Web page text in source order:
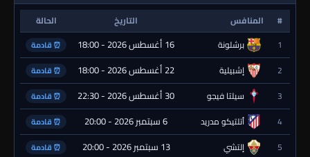
# المنافس التاريخ
الحالة
1
برشلونة 16 أغسطس 2026 - 18:00 ⏰ قادمة
2 إشبيلية 22 أغسطس 2026 - 18:00 ⏰ قادمة
3 سيلتا فيجو 30 أغسطس 2026 - 22:30 ⏰ قادمة
4 أتلتيكو مدريد 6 سبتمبر 2026 - 20:00 ⏰ قادمة
5 إلتشي 13 سبتمبر 2026 - 20:00 ⏰ قادمة